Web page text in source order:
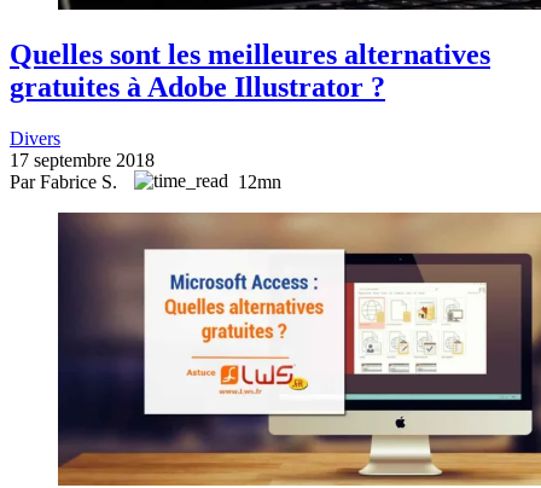
Quelles sont les meilleures alternatives
gratuites à Adobe Illustrator ?
Divers
17 septembre 2018
Par Fabrice S.
12mn